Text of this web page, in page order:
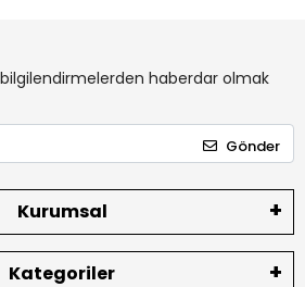
haberdar olmak
Gönder
Kurumsal
Kategoriler